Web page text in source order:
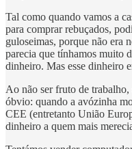
Tal como quando vamos a
para comprar rebuçados,
guloseimas, porque não era
parecia que tínhamos muito
dinheiro. Mas esse dinheiro
Ao não ser fruto de
óbvio: quando a avózinha
CEE (entretanto União
dinheiro a quem mais